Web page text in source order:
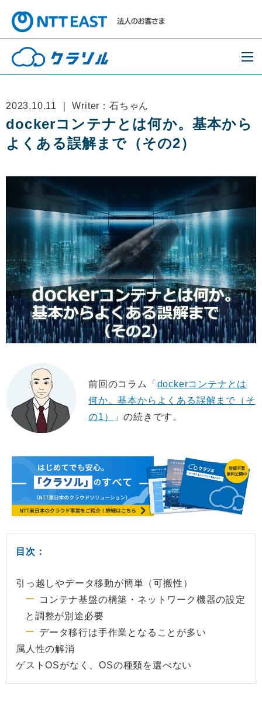
2023.10.11 ｜ Writer：石ちゃん
dockerコンテナとは何か。基本から
よくある誤解まで（その2）
前回のコラム「 dockerコンテナとは
何か。基本からよくある誤解まで（そ
の1）
」の続きです。
目次：
引っ越しやデータ移動が簡単（可搬性）
コンテナ基盤の構築・ネットワーク機器の設定
と調整が別途必要
データ移行は手作業となることが多い
属人性の解消
ゲストOSがなく、OSの種類を選べない